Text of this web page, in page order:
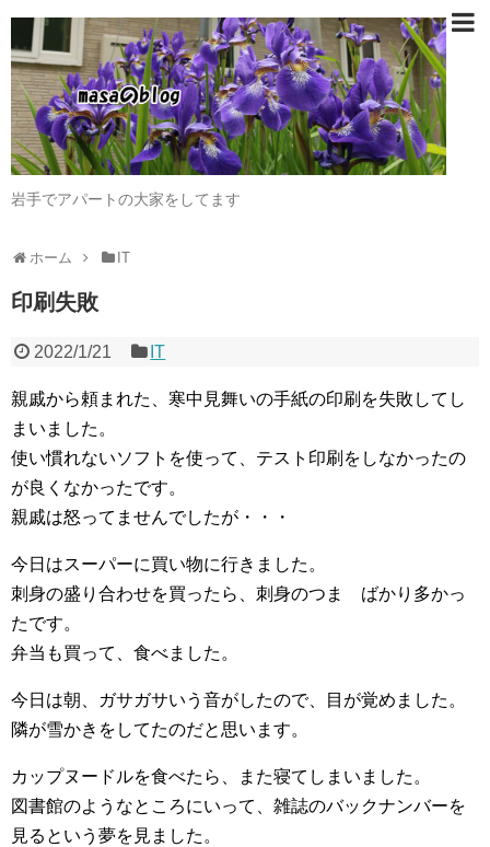
岩手でアパートの大家をしてます
ホーム IT
印刷失敗
2022/1/21 IT
親戚から頼まれた、寒中見舞いの手紙の印刷を失敗してし
まいました。
使い慣れないソフトを使って、テスト印刷をしなかったの
が良くなかったです。
親戚は怒ってませんでしたが・・・
今日はスーパーに買い物に行きました。
刺身の盛り合わせを買ったら、刺身のつま ばかり多かっ
たです。
弁当も買って、食べました。
今日は朝、ガサガサいう音がしたので、目が覚めました。
隣が雪かきをしてたのだと思います。
カップヌードルを食べたら、また寝てしまいました。
図書館のようなところにいって、雑誌のバックナンバーを
見るという夢を見ました。